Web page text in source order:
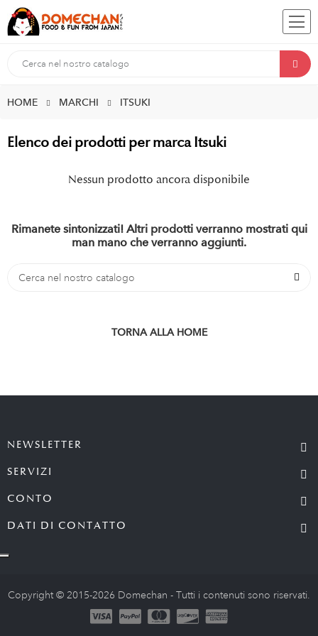
HOME MARCHI ITSUKI
Elenco dei prodotti per marca Itsuki
Nessun prodotto ancora disponibile
Rimanete sintonizzati! Altri prodotti verranno mostrati qui
man mano che verranno aggiunti.
TORNA ALLA HOME
NEWSLETTER
SERVIZI
CONTO
DATI DI CONTATTO
Copyright © 2015-2026 Domechan - Tutti i contenuti sono riservati.